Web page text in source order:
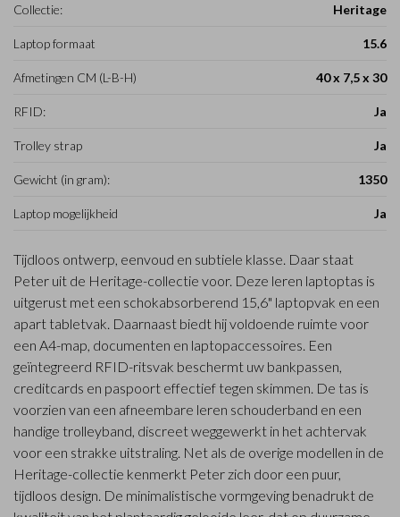
Collectie: Heritage
Laptop formaat 15.6
Afmetingen CM (L-B-H) 40 x 7,5 x 30
RFID: Ja
Trolley strap Ja
Gewicht (in gram): 1350
Laptop mogelijkheid Ja
Tijdloos ontwerp, eenvoud en subtiele klasse. Daar staat
Peter uit de Heritage-collectie voor. Deze leren laptoptas is
uitgerust met een schokabsorberend 15,6" laptopvak en een
apart tabletvak. Daarnaast biedt hij voldoende ruimte voor
een A4-map, documenten en laptopaccessoires. Een
geïntegreerd RFID-ritsvak beschermt uw bankpassen,
creditcards en paspoort effectief tegen skimmen. De tas is
voorzien van een afneembare leren schouderband en een
handige trolleyband, discreet weggewerkt in het achtervak
voor een strakke uitstraling. Net als de overige modellen in de
Heritage-collectie kenmerkt Peter zich door een puur,
tijdloos design. De minimalistische vormgeving benadrukt de